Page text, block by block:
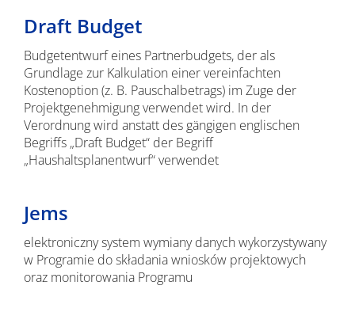
Draft Budget
Budgetentwurf eines Partnerbudgets, der als
Grundlage zur Kalkulation einer vereinfachten
Kostenoption (z. B. Pauschalbetrags) im Zuge der
Projektgenehmigung verwendet wird. In der
Verordnung wird anstatt des gängigen englischen
Begriffs „Draft Budget“ der Begriff
„Haushaltsplanentwurf“ verwendet
Jems
elektroniczny system wymiany danych wykorzystywany
w Programie do składania wniosków projektowych
oraz monitorowania Programu